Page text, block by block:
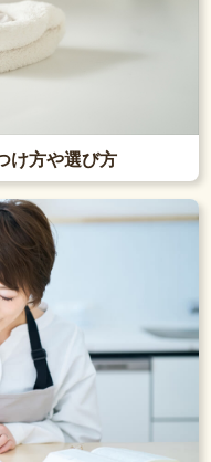
け方や選び方